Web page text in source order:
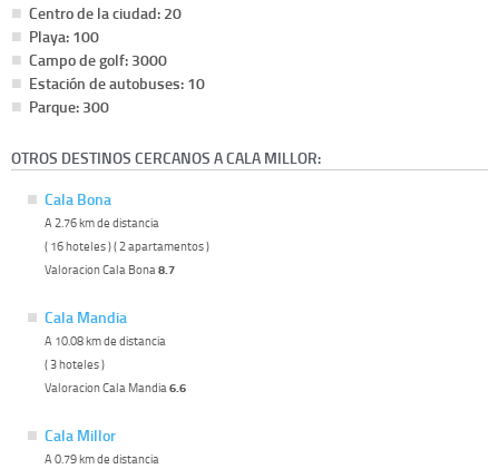
Centro de la ciudad: 20
Playa: 100
Campo de golf: 3000
Estación de autobuses: 10
Parque: 300
OTROS DESTINOS CERCANOS A CALA MILLOR:
Cala Bona
A 2.76 km de distancia
( 16 hoteles ) ( 2 apartamentos )
Valoracion Cala Bona8.7
Cala Mandia
A 10.08 km de distancia
( 3 hoteles )
Valoracion Cala Mandia6.6
Cala Millor
A 0.79 km de distancia